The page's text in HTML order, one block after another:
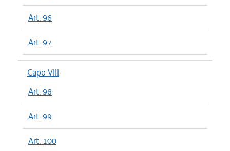
Art. 96
Art. 97
Capo VIII
Art. 98
Art. 99
Art. 100